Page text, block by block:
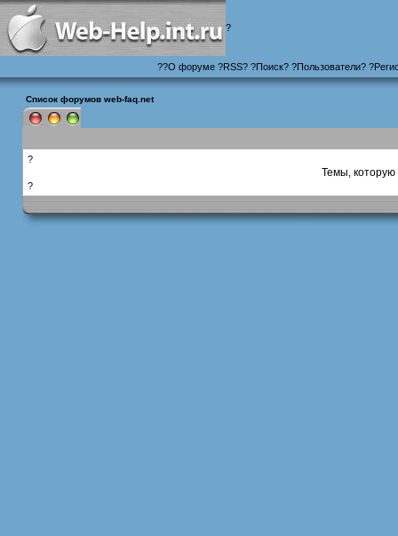
?
??О форуме?RSS? ?Поиск? ?Пользователи? ?
Список форумов web-faq.net
?
Темы, которую
?